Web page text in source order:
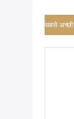
सबसे अच्छी